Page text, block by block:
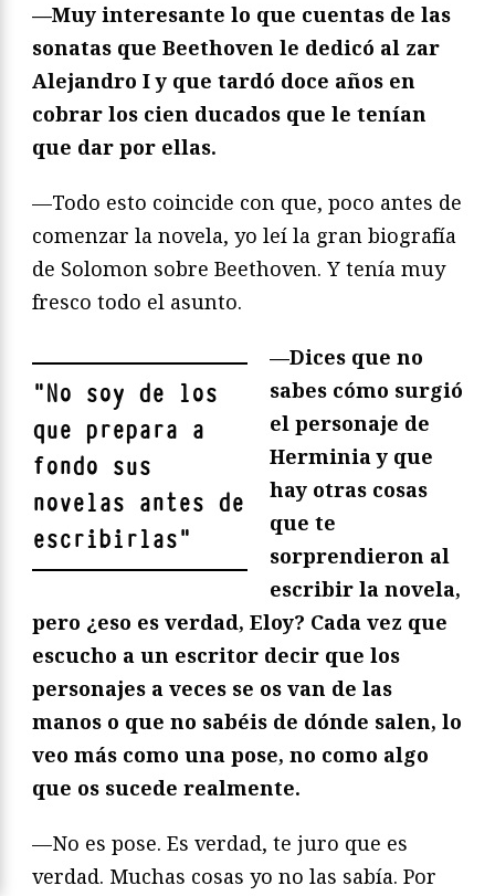
—Muy interesante lo que cuentas de las
sonatas que Beethoven le dedicó al zar
Alejandro I y que tardó doce años en
cobrar los cien ducados que le tenían
que dar por ellas.
—Todo esto coincide con que, poco antes de
comenzar la novela, yo leí la gran biografía
de Solomon sobre Beethoven. Y tenía muy
fresco todo el asunto.
"No soy de los
que prepara a
fondo sus
novelas antes de
escribirlas"
—Dices que no
sabes cómo surgió
el personaje de
Herminia y que
hay otras cosas
que te
sorprendieron al
escribir la novela,
pero ¿eso es verdad, Eloy? Cada vez que
escucho a un escritor decir que los
personajes a veces se os van de las
manos o que no sabéis de dónde salen, lo
veo más como una pose, no como algo
que os sucede realmente.
—No es pose. Es verdad, te juro que es
verdad. Muchas cosas yo no las sabía. Por